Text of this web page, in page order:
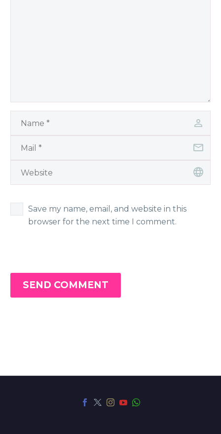
Save my name, email, and website in this
browser for the next time I comment.
SEND COMMENT